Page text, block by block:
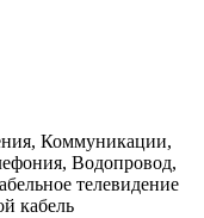
Коммуникации,
Водопровод,
телевидение
кабель